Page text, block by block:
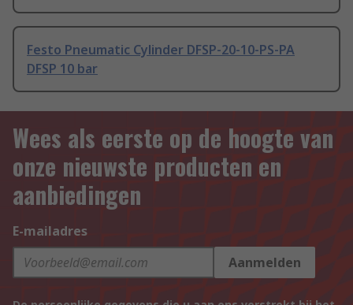
Festo Pneumatic Cylinder DFSP-20-10-PS-PA
DFSP 10 bar
Wees als eerste op de hoogte van
onze nieuwste producten en
aanbiedingen
E-mailadres
Aanmelden